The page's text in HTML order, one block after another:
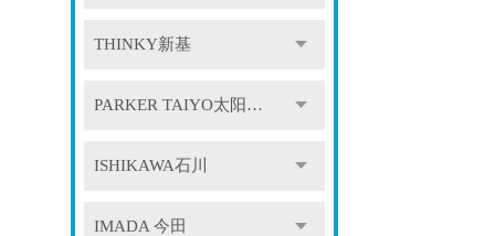
THINKY新基
PARKER TAIYO太阳铁工
ISHIKAWA石川
IMADA 今田